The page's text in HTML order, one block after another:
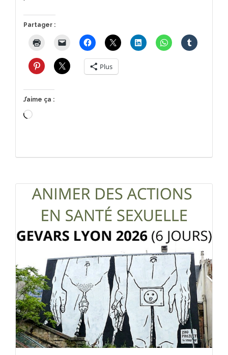
Partager :
Plus
J’aime ça :
Chargement…